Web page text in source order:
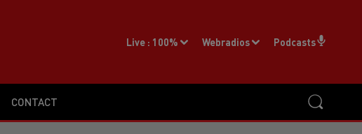
CONTACT
Live : 100% Webradios Podcasts